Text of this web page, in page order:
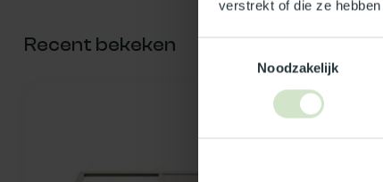
verstrekt of die ze
Noodzakelijk
Recent bekeken